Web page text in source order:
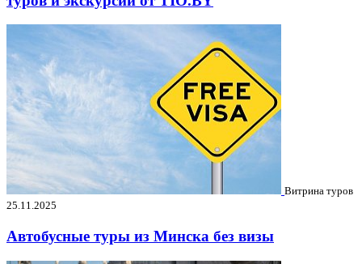
Витрина туров
25.11.2025
Автобусные туры из Минска без визы